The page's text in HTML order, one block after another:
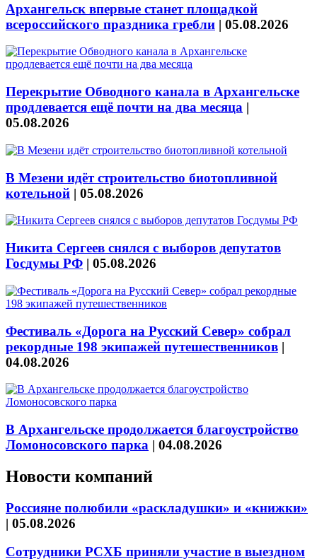
Архангельск впервые станет площадкой
всероссийского праздника гребли | 05.08.2026
Перекрытие Обводного канала в Архангельске
продлевается ещё почти на два месяца |
05.08.2026
В Мезени идёт строительство биотопливной
котельной | 05.08.2026
Никита Сергеев снялся с выборов депутатов
Госдумы РФ | 05.08.2026
Фестиваль «Дорога на Русский Север» собрал
рекордные 198 экипажей путешественников |
04.08.2026
В Архангельске продолжается благоустройство
Ломоносовского парка | 04.08.2026
Новости компаний
Россияне полюбили «раскладушки» и «книжки»
| 05.08.2026
Сотрудники РСХБ приняли участие в выездном